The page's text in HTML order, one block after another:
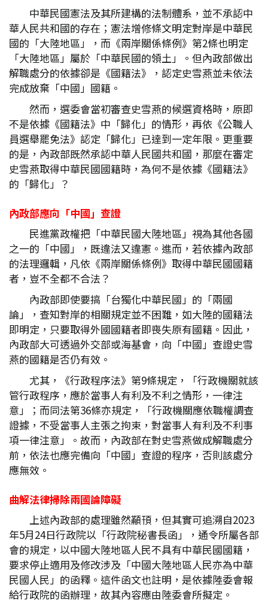
中華民國憲法及其所建構的法制體系，並不承認中
華人民共和國的存在；憲法增修條文明定對岸是中華民
國的「大陸地區」，而《兩岸關係條例》第2條也明定
「大陸地區」屬於「中華民國的領土」。但內政部做出
解職處分的依據卻是《國籍法》，認定史雪燕並未依法
完成放棄「中國」國籍。
然而，選委會當初審查史雪燕的候選資格時，原即
不是依據《國籍法》中「歸化」的情形，再依《公職人
員選舉罷免法》認定「歸化」已達到一定年限。更重要
的是，內政部既然承認中華人民國共和國，那麼在審定
史雪燕取得中華民國國籍時，為何不是依據《國籍法》
的「歸化」？
內政部應向「中國」查證
民進黨政權把「中華民國大陸地區」視為其他各國
之一的「中國」，既違法又違憲。進而，若依據內政部
的法理邏輯，凡依《兩岸關係條例》取得中華民國國籍
者，豈不全都不合法？
內政部即使要搞「台獨化中華民國」的「兩國
論」，查知對岸的相關規定並不困難，如大陸的國籍法
即明定，只要取得外國國籍者即喪失原有國籍。因此，
內政部大可透過外交部或海基會，向「中國」查證史雪
燕的國籍是否仍有效。
尤其，《行政程序法》第9條規定，「行政機關就該
管行政程序，應於當事人有利及不利之情形，一律注
意」；而同法第36條亦規定，「行政機關應依職權調查
證據，不受當事人主張之拘束，對當事人有利及不利事
項一律注意」。故而，內政部在對史雪燕做成解職處分
前，依法也應完備向「中國」查證的程序，否則該處分
應無效。
曲解法律掃除兩國論障礙
上述內政部的處理雖然顢頇，但其實可追溯自2023
年5月24日行政院以「行政院秘書長函」，通令所屬各部
會的規定，以中國大陸地區人民不具有中華民國國籍，
要求停止適用及修改涉及「中國大陸地區人民亦為中華
民國人民」的函釋。這件函文也註明，是依據陸委會報
給行政院的函辦理，故其內容應由陸委會所擬定。